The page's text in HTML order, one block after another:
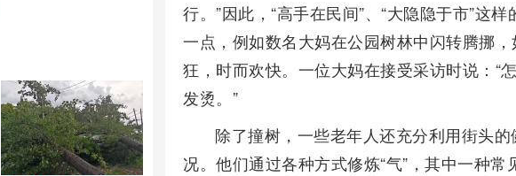
行。”因此，“高手在民间”、“大隐隐于市”这
一点，例如数名大妈在公园树林中闪转腾挪
狂，时而欢快。一位大妈在接受采访时说：“
发烫。”
除了撞树，一些老年人还充分利用街头
况。他们通过各种方式修炼“气”，其中一种